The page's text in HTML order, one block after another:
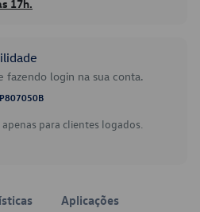
17h.
fazendo login na sua conta.
para clientes logados.
Aplicações